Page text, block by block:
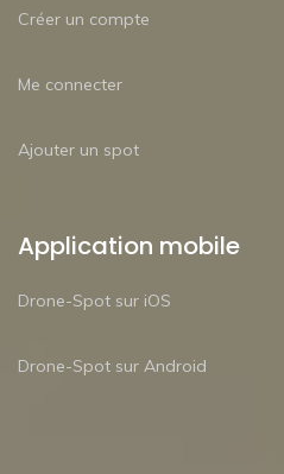
Créer un compte
Me connecter
Ajouter un spot
Application mobile
Drone-Spot sur iOS
Drone-Spot sur Android